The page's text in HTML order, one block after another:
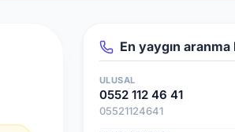
En yaygın
ULUSAL
0552 112 46 41
05521124641